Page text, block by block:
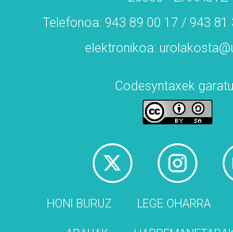
Telefonoa: 943 89 00 17 / 943 81
elektronikoa:
Codesyntaxek
HONI BURUZ LEGE OHARRA